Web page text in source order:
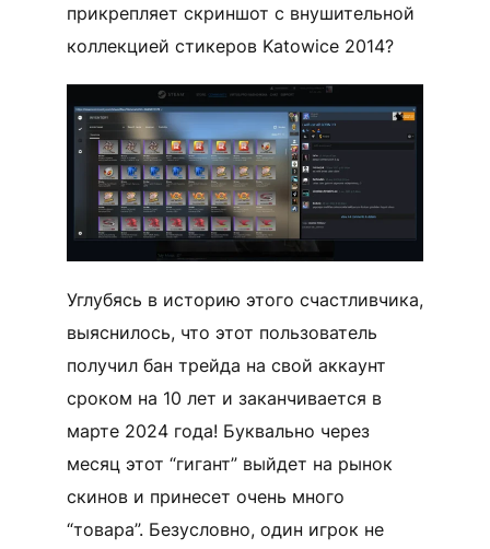
прикрепляет скриншот с внушительной
коллекцией стикеров Katowice 2014?
Углубясь в историю этого счастливчика,
выяснилось, что этот пользователь
получил бан трейда на свой аккаунт
сроком на 10 лет и заканчивается в
марте 2024 года! Буквально через
месяц этот “гигант” выйдет на рынок
скинов и принесет очень много
“товара”. Безусловно, один игрок не